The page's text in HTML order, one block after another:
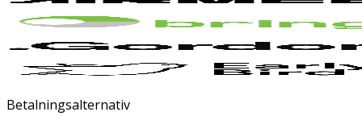
Betalningsalternativ